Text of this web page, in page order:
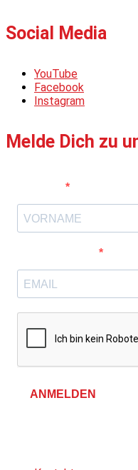
Social Media
YouTube
Facebook
Instagram
Melde Dich zu
ANMELDEN